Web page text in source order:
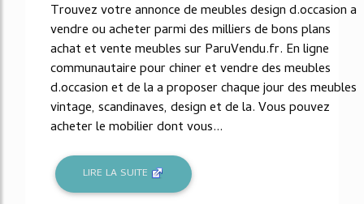
Trouvez votre annonce de meubles design d.occasion a
vendre ou acheter parmi des milliers de bons plans
achat et vente meubles sur ParuVendu.fr. En ligne
communautaire pour chiner et vendre des meubles
d.occasion et de la a proposer chaque jour des meubles
vintage, scandinaves, design et de la. Vous pouvez
acheter le mobilier dont vous...
LIRE LA SUITE